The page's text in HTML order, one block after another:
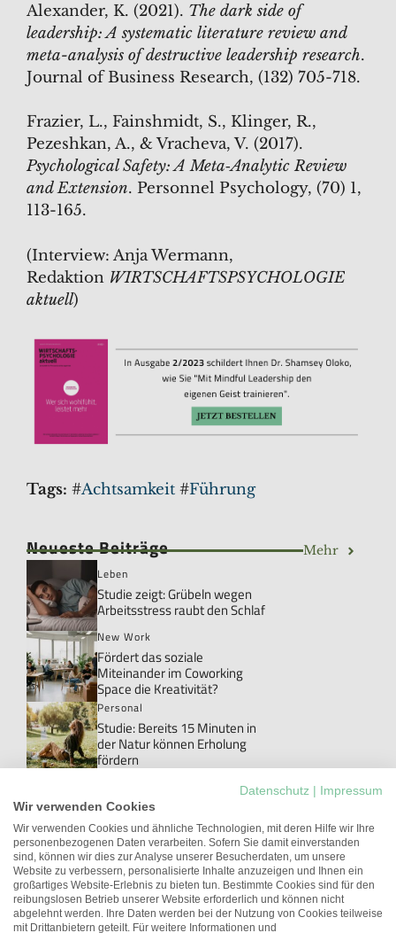
Alexander, K. (2021). The dark side of
leadership: A systematic literature review and
meta-analysis of destructive leadership research.
Journal of Business Research, (132) 705-718.
Frazier, L., Fainshmidt, S., Klinger, R.,
Pezeshkan, A., & Vracheva, V. (2017).
Psychological Safety: A Meta‐Analytic Review
and Extension. Personnel Psychology, (70) 1,
113-165.
(Interview: Anja Wermann,
Redaktion WIRTSCHAFTSPSYCHOLOGIE
aktuell)
Tags: #Achtsamkeit #Führung
Neueste Beiträge Mehr
Leben
Studie zeigt: Grübeln wegen
Arbeitsstress raubt den Schlaf
New Work
Fördert das soziale
Miteinander im Coworking
Space die Kreativität?
Personal
Studie: Bereits 15 Minuten in
der Natur können Erholung
fördern
Danke!: Das Wort, das im Job
meistens ungesagt bleibt
New Work
Studie: Workations können die
Arbeitgeberattraktivität
erhöhen
Führung
Datenschutz
Impressum
Wir verwenden Cookies
Wir verwenden Cookies und ähnliche Technologien, mit deren Hilfe wir Ihre
personenbezogenen Daten verarbeiten. Sofern Sie damit einverstanden
sind, können wir dies zur Analyse unserer Besucherdaten, um unsere
Website zu verbessern, personalisierte Inhalte anzuzeigen und Ihnen ein
großartiges Website-Erlebnis zu bieten tun. Bestimmte Cookies sind für den
reibungslosen Betrieb unserer Website erforderlich und können nicht
abgelehnt werden. Ihre Daten werden bei der Nutzung von Cookies teilweise
mit Drittanbietern geteilt. Für weitere Informationen und